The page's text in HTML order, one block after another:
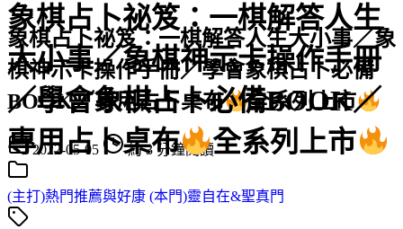
象棋占卜祕笈：一棋解答人生
大小事／象棋神示卡操作手冊
／學會象棋占卜必備BOOK／
專用占卜桌布
全系列上市
象棋占卜祕笈：一棋解答人生大小事／象
棋神示卡操作手冊／學會象棋占卜必備
BOOK／專用占卜桌布
全系列上市
2022-05-05 約 3 分鐘閱讀
(主打)熱門推薦與好康 (本門)靈自在&聖真門